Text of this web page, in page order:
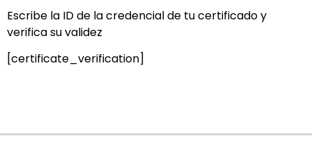
Escribe la ID de la credencial de tu certificado y
verifica su validez
[certificate_verification]